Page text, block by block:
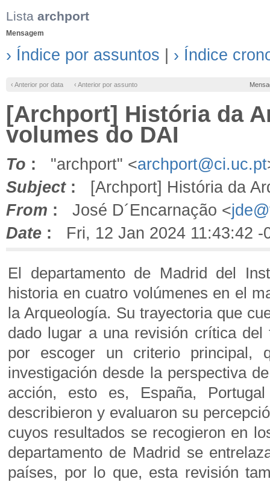
Lista archport
Mensagem
› Índice por assuntos › Índice
‹ Anterior por data ‹ Anterior por assunto
[Archport] História da
volumes do DAI
To : "archport" <archport@ci.uc.pt
Subject: [Archport] História da
From : José D´Encarnação <
Date : Fri, 12 Jan 2024 11:43:42 -
El departamento de Madrid del
historia en cuatro volúmenes en el
la Arqueología. Su trayectoria que
dado lugar a una revisión crítica
por escoger un criterio principal,
investigación desde la perspectiva
acción, esto es, España,
describieron y evaluaron su
cuyos resultados se recogieron en
departamento de Madrid se
países, por lo que, esta revisión